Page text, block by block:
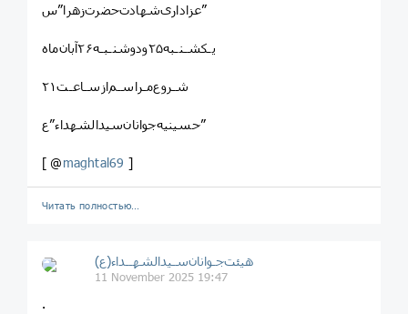
عزاداری‌شهادت‌حضرت‌زهرا”س”
شـروع‌مـراسـم‌ازسـاعـت۲۱
حسینیه‌جوانان‌سیدالشهداء”ع”
[ @maghtal69 ]
Читать полностью…
هیئت‌جـوانان‌سـیدالشهــداء(ع)
11 November 2025 19:47
.